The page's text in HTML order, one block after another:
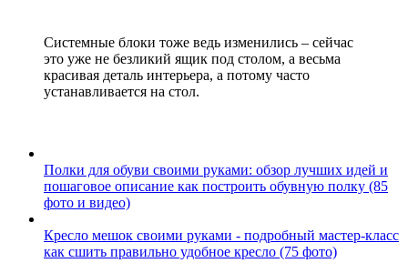
Системные блоки тоже ведь изменились – сейчас
это уже не безликий ящик под столом, а весьма
красивая деталь интерьера, а потому часто
устанавливается на стол.
Полки для обуви своими руками: обзор лучших идей и
пошаговое описание как построить обувную полку (85
фото и видео)
Кресло мешок своими руками - подробный мастер-класс
как сшить правильно удобное кресло (75 фото)